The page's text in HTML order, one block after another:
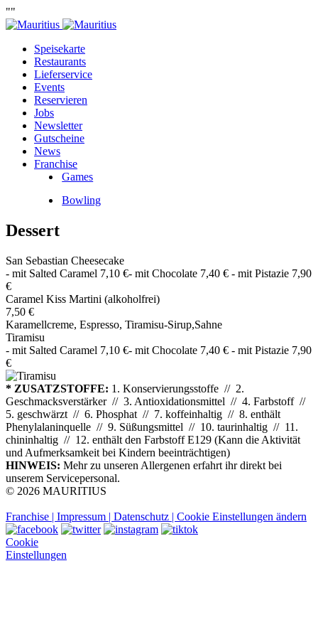
""
Speisekarte
Restaurants
Lieferservice
Events
Reservieren
Jobs
Newsletter
Gutscheine
News
Franchise
Games
Bowling
Dessert
San Sebastian Cheesecake
- mit Salted Caramel 7,10 €- mit Chocolate 7,40 € - mit Pistazie 7,90
€
Caramel Kiss Martini (alkoholfrei)
7,50 €
Karamellcreme, Espresso, Tiramisu-Sirup,Sahne
Tiramisu
- mit Salted Caramel 7,10 €- mit Chocolate 7,40 € - mit Pistazie 7,90
€
* ZUSATZSTOFFE: 1. Konservierungsstoffe // 2.
Geschmacksverstärker // 3. Antioxidationsmittel // 4. Farbstoff //
5. geschwärzt // 6. Phosphat // 7. koffeinhaltig // 8. enthält
Phenylalaninquelle // 9. Süßungsmittel // 10. taurinhaltig // 11.
chininhaltig // 12. enthält den Farbstoff E129 (Kann die Aktivität
und Aufmerksamkeit bei Kindern beeinträchtigen)
HINWEIS: Mehr zu unseren Allergenen erfahrt ihr direkt bei
unserem Servicepersonal.
© 2026 MAURITIUS
Franchise | Impressum | Datenschutz | Cookie Einstellungen ändern
Cookie
Einstellungen